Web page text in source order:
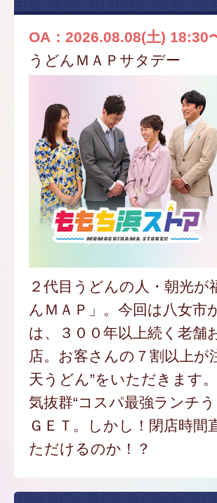
OA：2026.08.08(土) 18:30
うどんＭＡＰサタデー
２代目うどんの人・朝光
んＭＡＰ」。今回は八女
は、３００年以上続く老
店。お客さんの７割以上
天うどん”をいただきます
気抜群“コスパ最強ランチ
ＧＥＴ。しかし！閉店時
ただけるのか！？